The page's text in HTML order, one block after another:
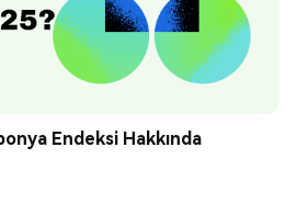
Endeksi Hakkında